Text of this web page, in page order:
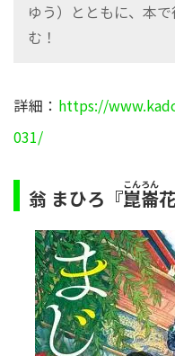
ゆう）とともに、本
む！
詳細： https://
031/
翁 まひろ『崑崙
こんろん